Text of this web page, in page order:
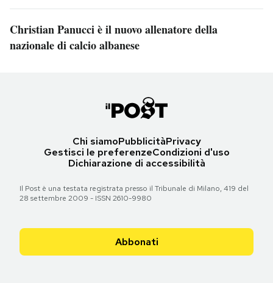
Christian Panucci è il nuovo allenatore della
nazionale di calcio albanese
Chi siamoPubblicitàPrivacy
Gestisci le preferenzeCondizioni d'uso
Dichiarazione di accessibilità
Il Post è una testata registrata presso il Tribunale di Milano, 419 del
28 settembre 2009 - ISSN 2610-9980
Abbonati